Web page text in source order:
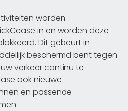
worden
in en worden deze
Dit gebeurt in
beschermd bent tegen
verkeer continu te
ook nieuwe
en passende